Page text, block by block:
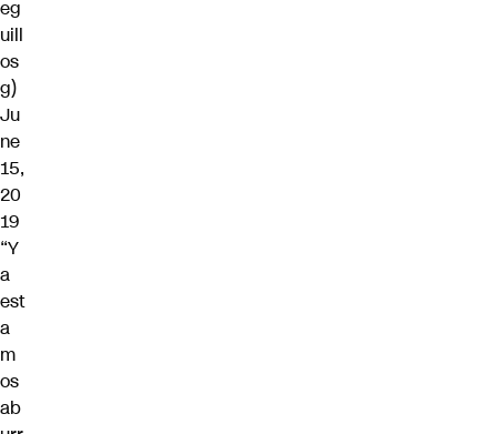
eg
uill
os
g)
Ju
ne
15,
20
19
“Y
a
est
a
m
os
ab